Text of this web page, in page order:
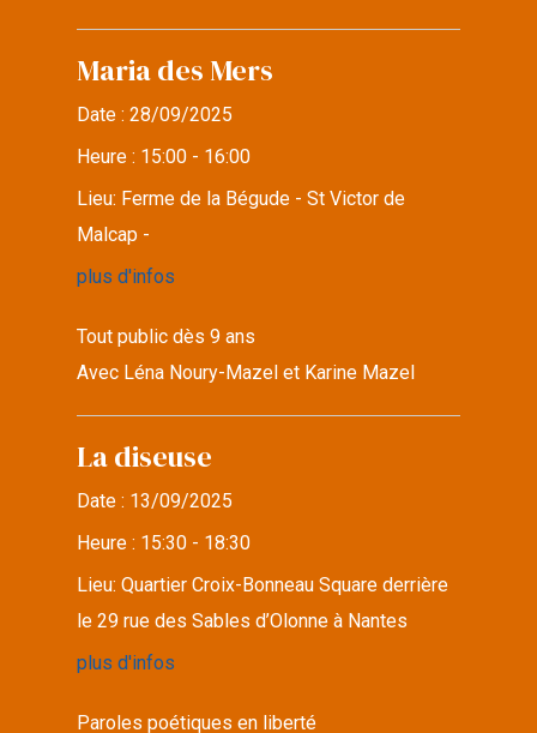
Maria des Mers
Date :28/09/2025
Heure : 15:00 - 16:00
Lieu: Ferme de la Bégude - St Victor de
Malcap -
plus d'infos
Tout public dès 9 ans
Avec Léna Noury-Mazel et Karine Mazel
La diseuse
Date : 13/09/2025
Heure : 15:30 - 18:30
Lieu:Quartier Croix-Bonneau Square derrière
le 29 rue des Sables d’Olonne à Nantes
plus d'infos
Paroles poétiques en liberté